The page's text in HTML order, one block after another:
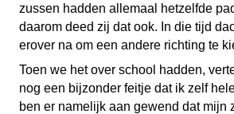
zussen hadden allemaal hetzelfde
daarom deed zij dat ook. In die tijd
erover na om een andere richting te
Toen we het over school hadden,
nog een bijzonder feitje dat ik zelf
ben er namelijk aan gewend dat mijn